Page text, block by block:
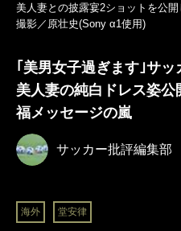
美人妻との披露宴2ショットを公
撮影／原壮史(Sony α1使用)
｢美男女子過ぎます｣サッ
美人妻の純白ドレス姿
福メッセージの嵐
サッカー批評編集部
海外 堂安律